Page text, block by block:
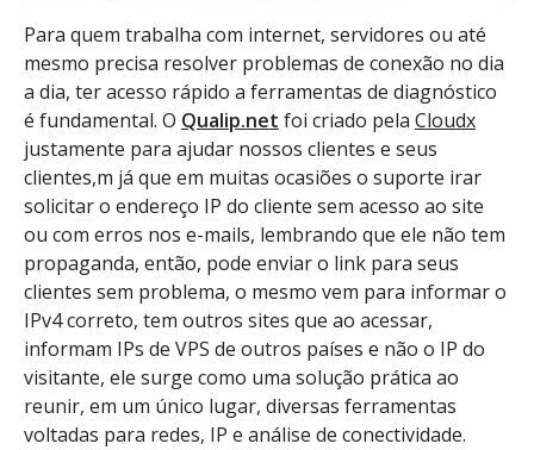
Para quem trabalha com internet, servidores ou até
mesmo precisa resolver problemas de conexão no dia
a dia, ter acesso rápido a ferramentas de diagnóstico
é fundamental. O Qualip.net foi criado pela Cloudx
justamente para ajudar nossos clientes e seus
clientes,m já que em muitas ocasiões o suporte irar
solicitar o endereço IP do cliente sem acesso ao site
ou com erros nos e-mails, lembrando que ele não tem
propaganda, então, pode enviar o link para seus
clientes sem problema, o mesmo vem para informar o
IPv4 correto, tem outros sites que ao acessar,
informam IPs de VPS de outros países e não o IP do
visitante, ele surge como uma solução prática ao
reunir, em um único lugar, diversas ferramentas
voltadas para redes, IP e análise de conectividade.